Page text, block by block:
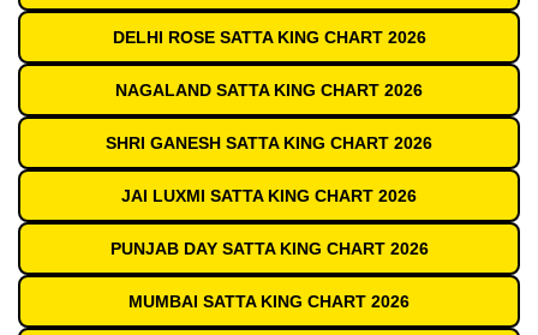
DELHI ROSE SATTA KING CHART 2026
NAGALAND SATTA KING CHART 2026
SHRI GANESH SATTA KING CHART 2026
JAI LUXMI SATTA KING CHART 2026
PUNJAB DAY SATTA KING CHART 2026
MUMBAI SATTA KING CHART 2026